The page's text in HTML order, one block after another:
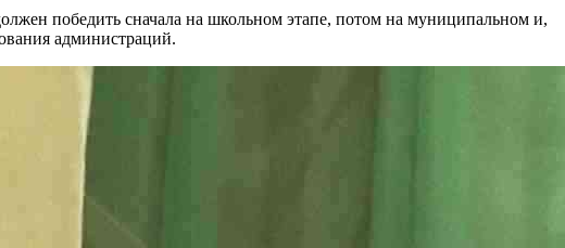
победить сначала на школьном этапе, потом на муниципальном и,
администраций.